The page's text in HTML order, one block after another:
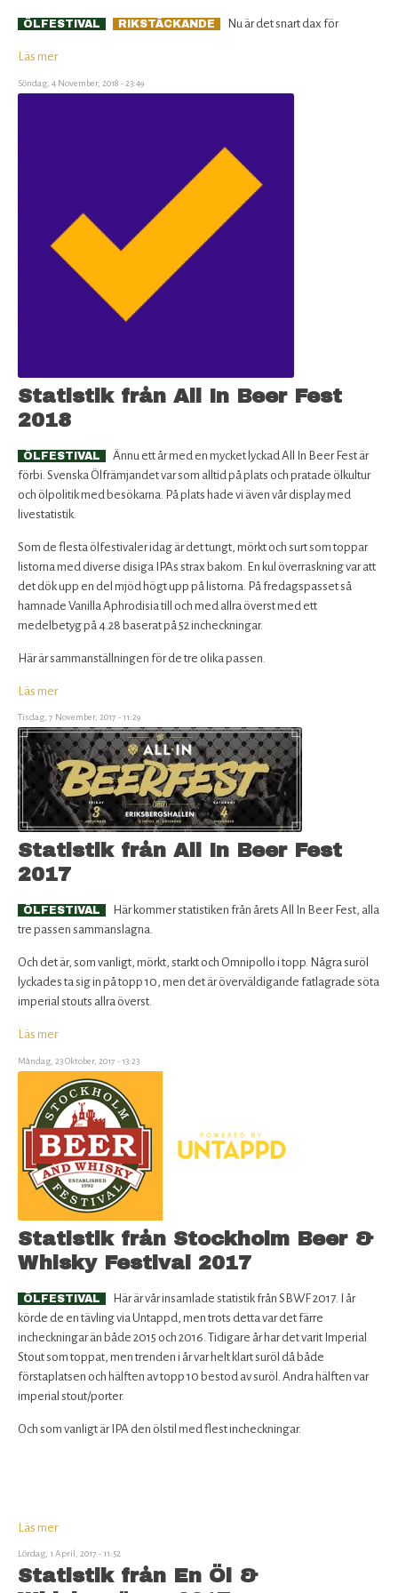
ÖLFESTIVAL RIKSTÄCKANDE Nu är det snart dax för
Läs merom
Öl
Söndag, 4 November, 2018 - 23:49
Statistik från All In Beer Fest
2018
ÖLFESTIVAL
Ännu ett år med en mycket lyckad All In Beer Fest är
förbi. Svenska Ölfrämjandet var som alltid på plats och pratade ölkultur
och ölpolitik med besökarna. På plats hade vi även vår display med
livestatistik.
Som de flesta ölfestivaler idag är det tungt, mörkt och surt som toppar
listorna med diverse disiga IPAs strax bakom. En kul överraskning var att
det dök upp en del mjöd högt upp på listorna. På fredagspasset så
hamnade Vanilla Aphrodisia till och med allra överst med ett
medelbetyg på 4.28 baserat på 52 incheckningar.
Här är sammanställningen för de tre olika passen.
Läs merom
Statistik
från
All
In
Beer
Fest
2018
Tisdag, 7 November, 2017 - 11:29
Statistik från All In Beer Fest
2017
ÖLFESTIVAL
Här kommer statistiken från årets All In Beer Fest, alla
tre passen sammanslagna.
Och det är, som vanligt, mörkt, starkt och Omnipollo i topp. Några suröl
lyckades ta sig in på topp 10, men det är överväldigande fatlagrade söta
imperial stouts allra överst.
Läs merom
Statistik
från
All
In
Beer
Fest
2017
Måndag, 23 Oktober, 2017 - 13:23
Statistik från Stockholm Beer &
Whisky Festival 2017
ÖLFESTIVAL
Här är vår insamlade statistik från SBWF 2017. I år
körde de en tävling via Untappd, men trots detta var det färre
incheckningar än både 2015 och 2016. Tidigare år har det varit Imperial
Stout som toppat, men trenden i år var helt klart suröl då både
förstaplatsen och hälften av topp 10 bestod av suröl. Andra hälften var
imperial stout/porter.
Och som vanligt är IPA den ölstil med flest incheckningar.
Läs merom
Statistik
från
Stockholm
Lördag, 1 April, 2017 - 11:52
Statistik från En Öl &